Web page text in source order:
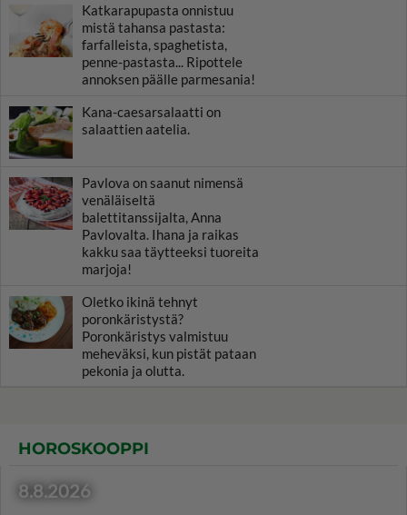
Katkarapupasta onnistuu
mistä tahansa pastasta:
farfalleista, spaghetista,
penne-pastasta... Ripottele
annoksen päälle parmesania!
Kana-caesarsalaatti on
salaattien aatelia.
Pavlova on saanut nimensä
venäläiseltä
balettitanssijalta, Anna
Pavlovalta. Ihana ja raikas
kakku saa täytteeksi tuoreita
marjoja!
Oletko ikinä tehnyt
poronkäristystä?
Poronkäristys valmistuu
meheväksi, kun pistät pataan
pekonia ja olutta.
HOROSKOOPPI
8.8.2026